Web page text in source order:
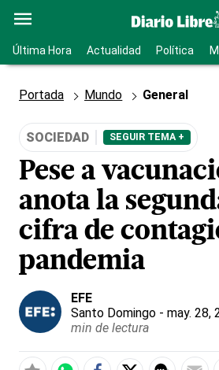
Última Hora Actualidad Política
Portada Mundo General
SOCIEDAD SEGUIR TEMA +
Pese a
anota la
cifra de
pandemia
EFE
Santo Domingo - may. 28,
min de lectura